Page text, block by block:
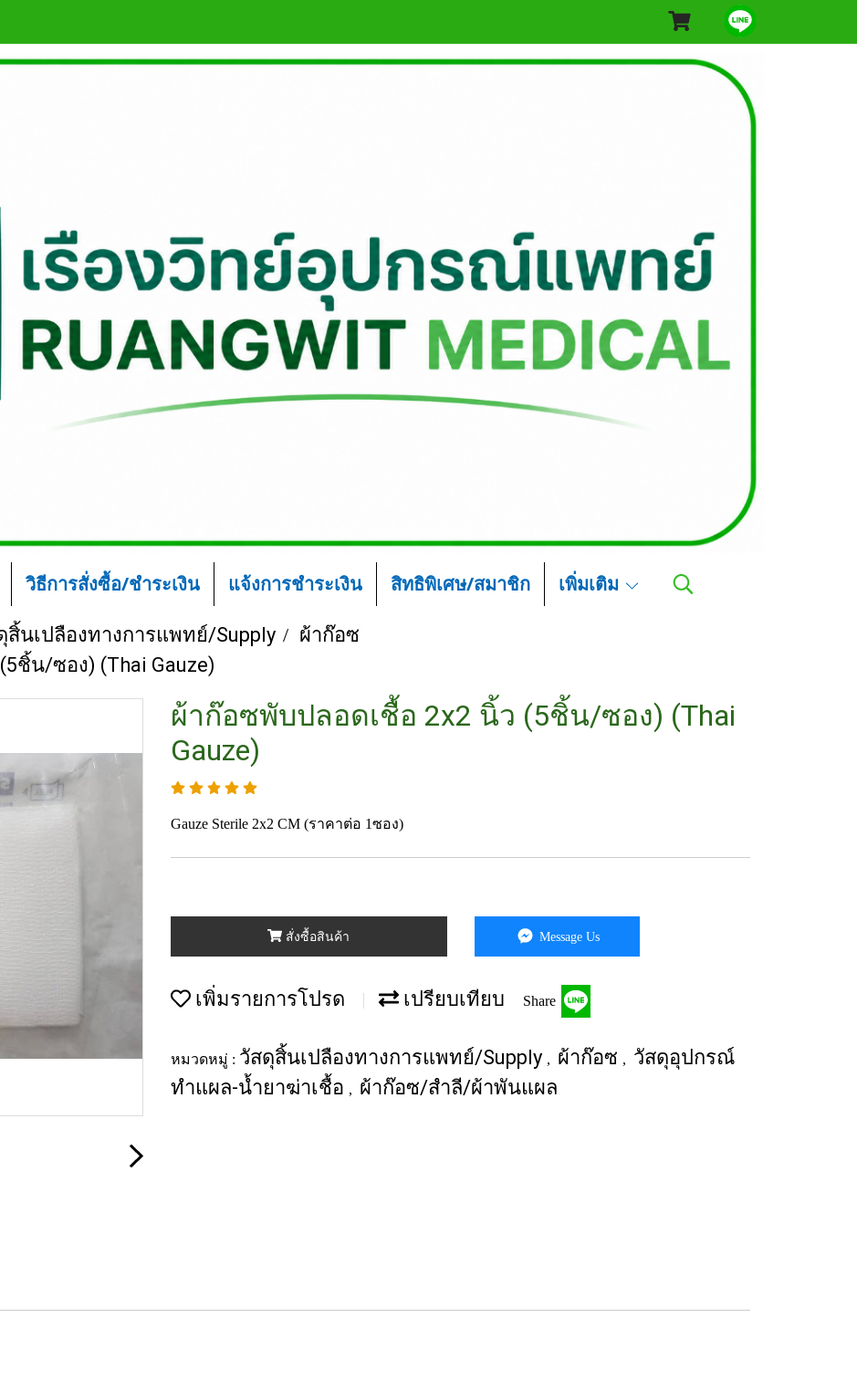
วิธีการสั่งซื้อ/ชำระเงิน แจ้งการชำระเงิน สิทธิพิเศษ/สมาชิก เพิ่มเติม
สิ้นเปลืองทางการแพทย์/Supply
ผ้าก๊อซ
ชิ้น/ซอง) (Thai Gauze)
ผ้าก๊อซพับปลอดเชื้อ 2x2 นิ้ว (5ชิ้น/ซอง) (Thai
Gauze)
Gauze Sterile 2x2 CM (ราคาต่อ 1ซอง)
สั่งซื้อสินค้า Message Us
เพิ่มรายการโปรด เปรียบเทียบ Share
หมวดหมู่ : วัสดุสิ้นเปลืองทางการแพทย์/Supply , ผ้าก๊อซ , วัสดุอุปกรณ์
ทำแผล-น้ำยาฆ่าเชื้อ , ผ้าก๊อซ/สำลี/ผ้าพันแผล